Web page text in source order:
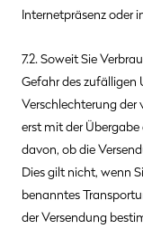
Internetpräsenz oder
7.2. Soweit Sie
Gefahr des zufälligen
Verschlechterung der
erst mit der
davon, ob die
Dies gilt nicht, wenn
benanntes
der Versendung